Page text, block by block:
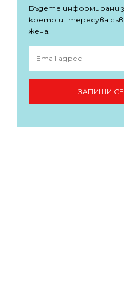
Бъдете информирани
което интересува
жена.
ЗАПИШИ СЕ